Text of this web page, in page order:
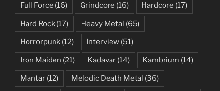
Full Force (16) Grindcore (16) Hardcore (17)
Hard Rock (17) Heavy Metal (65)
Horrorpunk (12) Interview (51)
Iron Maiden (21) Kadavar (14) Kambrium (14)
Mantar (12) Melodic Death Metal (36)